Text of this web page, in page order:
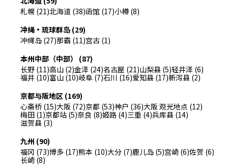
札幌 (21)北海道 (38)函馆 (17)小樽 (8)
冲绳・琉球群岛 (29)
冲绳岛 (27)那霸 (11)宫古 (1)
本州中部（中部） (87)
长野 (11)高山 (2)金泽 (24)名古屋 (21)山梨县 (5)轻井泽 (6)
福井 (10)富山 (10)岐阜 (7)石川 (16)爱知县 (17)新泻县 (2)
京都与阪地区 (169)
心斋桥 (15)大阪 (72)京都 (53)神户 (36)大阪 观光地点 (12)
梅田 (1)京都站 (5)奈良 (8)姬路 (4)三重 (4)兵库县 (14)
滋贺县 (3)
九州 (90)
福冈 (73)博多 (17)熊本 (10)大分 (7)鹿儿岛 (5)宫崎 (6)佐贺 (6)
长崎 (8)